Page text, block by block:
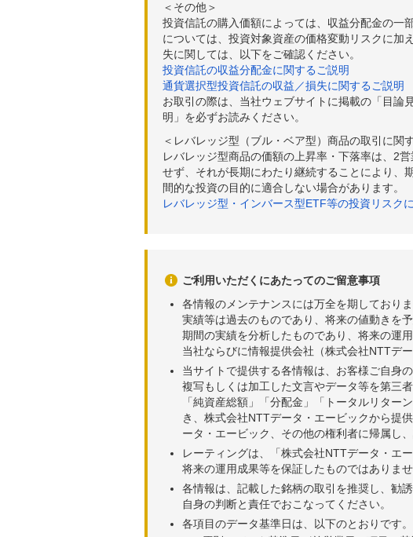
＜その他＞
投資信託の購入価額によっては、収益分配金の一
については、投資対象資産の価格変動リスクに加
失に関しては、以下をご確認ください。
投資信託の収益分配金に関するご説明
通貨選択型投資信託の収益／損失に関するご説明
お取引の際は、当社ウェブサイトに掲載の「目論
明」を必ずお読みください。
＜レバレッジ型（ブル・ベア型）商品の取引に関
レバレッジ型商品の価額の上昇率・下落率は、2
せず、それが長期にわたり継続することにより、
間的な投資の目的に適合しない場合があります。
レバレッジ型・インバース型ETF等の投資リスク
ご利用いただくにあたってのご留意事項
各情報のメンテナンスには万全を期しており
実績等は過去のものであり、将来の値動きを
期間の実績を分析したものであり、将来の運
当社ならびに情報提供会社（株式会社NTTデ
当サイトで提供する各情報は、お客様ご自身
複写もしくは加工した文言やデータ等を第三
「純資産総額」「分配金」「トータルリタ
き、株式会社NTTデータ・エービックから提
ータ・エービック、その他の権利者に帰属し
レーティングは、「株式会社NTTデータ・エ
将来の運用成果等を保証したものではありませ
各情報は、記載した銘柄の取引を推奨し、勧
自身の判断と責任でおこなってください。
各項目のデータ基準日は、以下のとおりです。